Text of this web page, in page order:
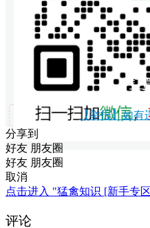
打
【举报】如有
分享到
好友 朋友圈
好友 朋友圈
取消
点击进入 "猛禽知识 [新手专
评论